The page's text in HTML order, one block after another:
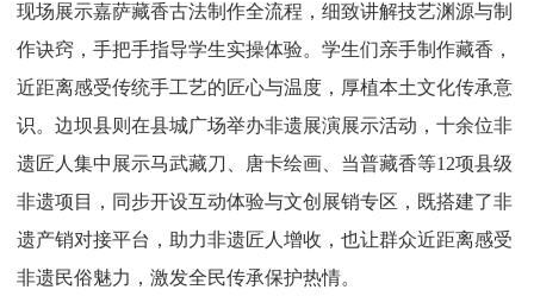
现场展示嘉萨藏香古法制作全流程，细致讲解技艺渊源与制
作诀窍，手把手指导学生实操体验。学生们亲手制作藏香，
近距离感受传统手工艺的匠心与温度，厚植本土文化传承意
识。边坝县则在县城广场举办非遗展演展示活动，十余位非
遗匠人集中展示马武藏刀、唐卡绘画、当普藏香等12项县级
非遗项目，同步开设互动体验与文创展销专区，既搭建了非
遗产销对接平台，助力非遗匠人增收，也让群众近距离感受
非遗民俗魅力，激发全民传承保护热情。